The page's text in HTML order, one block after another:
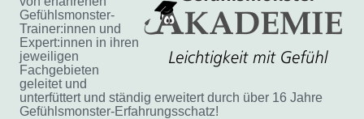
Gefühlsmonster-
Trainer:innen und
Expert:innen in ihren
jeweiligen
Fachgebieten
geleitet und
unterfüttert und ständig erweitert durch über 16 Jahre
Gefühlsmonster-Erfahrungsschatz!